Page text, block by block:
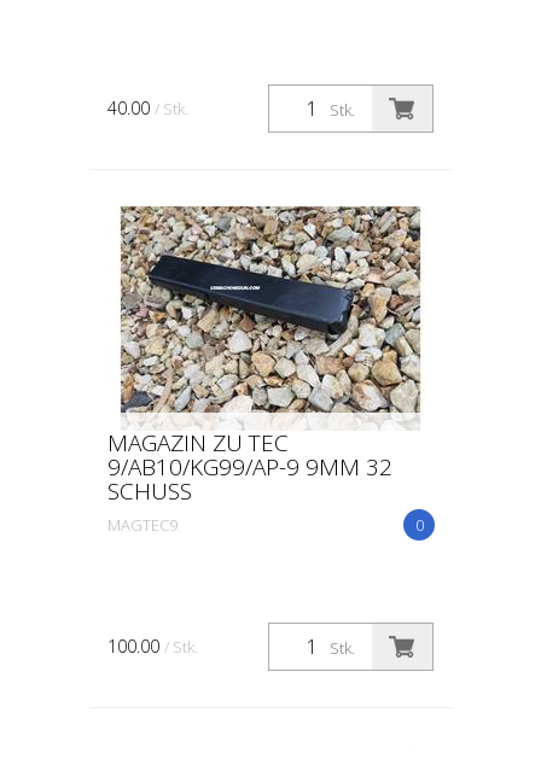
Stk.
40.00 / Stk.
MAGAZIN ZU TEC
9/AB10/KG99/AP-9 9MM 32
SCHUSS
0
MAGTEC9
Stk.
100.00 / Stk.